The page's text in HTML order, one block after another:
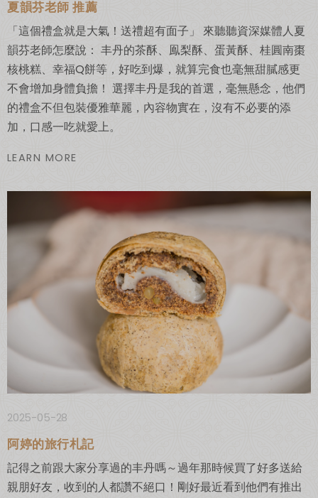
夏韻芬老師 推薦
「這個禮盒就是大氣！送禮超有面子」 來聽聽資深媒體人夏
韻芬老師怎麼說： 丰丹的茶酥、鳯梨酥、蛋黃酥、桂圓南棗
核桃糕、幸福Q餅等，好吃到爆，就算完食也毫無甜膩感更
不會增加身體負擔！ 選擇丰丹是我的首選，毫無懸念，他們
的禮盒不但包裝優雅華麗，內容物實在，沒有不必要的添
加，口感一吃就愛上。
LEARN MORE
2025-05-28
阿婷的旅行札記
記得之前跟大家分享過的丰丹嗎～過年那時候買了好多送給
親朋好友，收到的人都讚不絕口！剛好最近看到他們有推出